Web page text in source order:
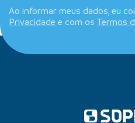
Ao informar meus dados, eu
Privacidade e com os Termos